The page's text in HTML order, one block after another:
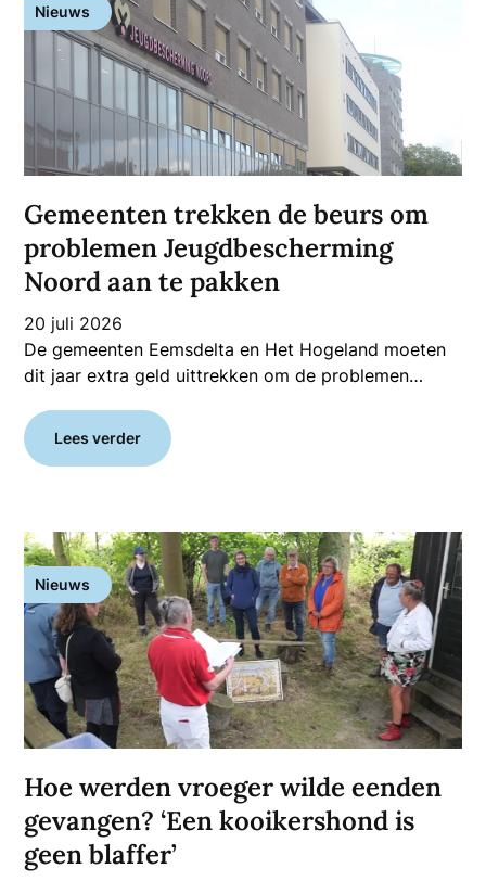
Nieuws
Gemeenten trekken de beurs om
problemen Jeugdbescherming
Noord aan te pakken
20 juli 2026
De gemeenten Eemsdelta en Het Hogeland moeten
dit jaar extra geld uittrekken om de problemen…
Lees verder
Nieuws
Hoe werden vroeger wilde eenden
gevangen? ‘Een kooikershond is
geen blaffer’